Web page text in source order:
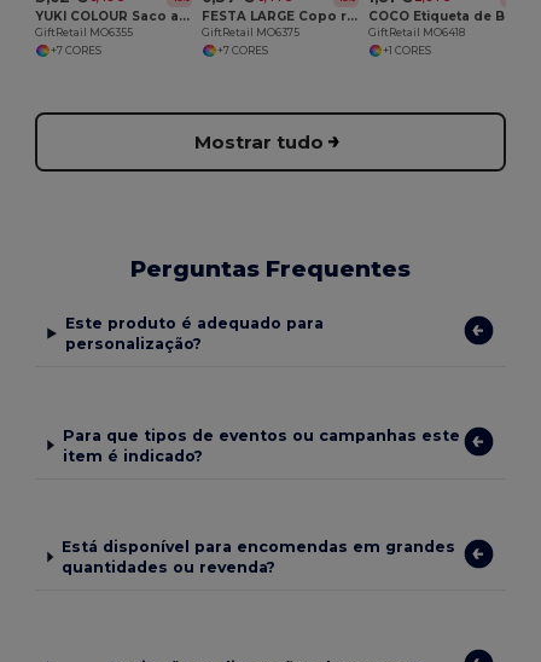
YUKI COLOUR Saco algodão orgânico
GiftRetail MO6355
+7 CORES
FESTA LARGE Copo reutilizável eventos 300ml
GiftRetail MO6375
+7 CORES
GiftRetail MO6418
+1 CORES
Mostrar tudo
Perguntas Frequentes
Este produto é adequado para
personalização?
Para que tipos de eventos ou campanhas este
item é indicado?
Está disponível para encomendas em grandes
quantidades ou revenda?